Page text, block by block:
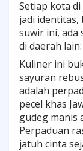
Setiap kota
jadi identitas,
suwir ini, ada
di daerah lain:
Kuliner ini
sayuran
adalah
pecel khas
gudeg manis
Perpaduan
jatuh cinta